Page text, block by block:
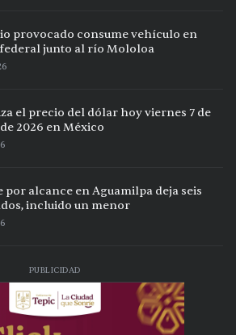
provocado consume vehículo en
junto al río Mololoa
el precio del dólar hoy viernes 7 de
2026 en México
por alcance en Aguamilpa deja seis
incluido un menor
PUBLICIDAD